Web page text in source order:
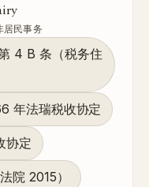
民事务
4 B 条（税务住
年法瑞税收协定
协定
院 2015）